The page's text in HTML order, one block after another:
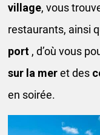
village, vous
restaurants, ainsi
port , d’où vous
sur la meret des
en soirée.